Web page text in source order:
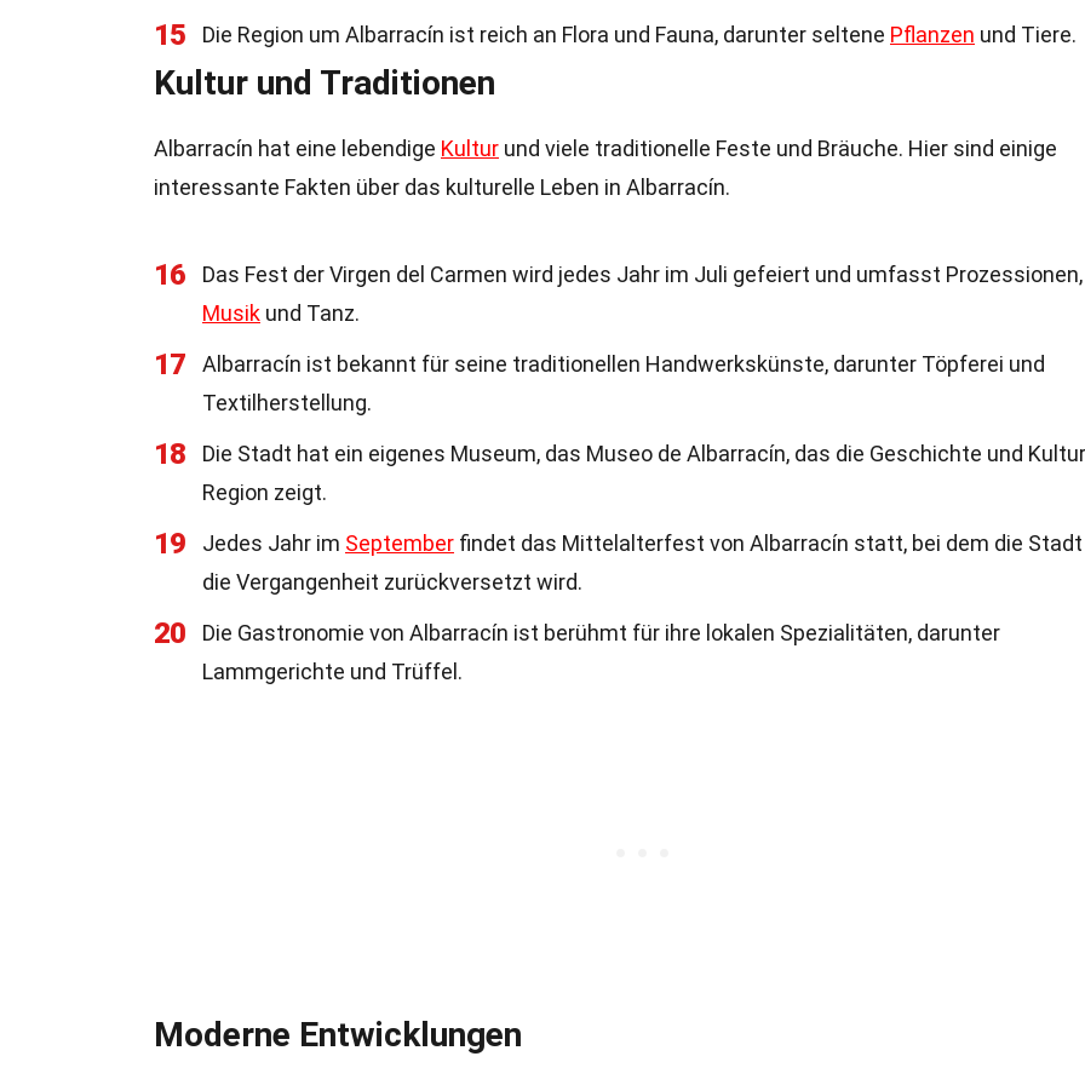
15 Die Region um Albarracín ist reich an Flora und Fauna, darunter seltene Pflanzen und Tiere.
Kultur und Traditionen
Albarracín hat eine lebendige Kultur und viele traditionelle Feste und Bräuche. Hier sind einige
interessante Fakten über das kulturelle Leben in Albarracín.
16
Das Fest der Virgen del Carmen wird jedes Jahr im Juli gefeiert und umfasst Prozessionen,
Musik und Tanz.
17
Albarracín ist bekannt für seine traditionellen Handwerkskünste, darunter Töpferei und
Textilherstellung.
18
Die Stadt hat ein eigenes Museum, das Museo de Albarracín, das die Geschichte und
Region zeigt.
19 Jedes Jahr im September findet das Mittelalterfest von Albarracín statt, bei dem die
die Vergangenheit zurückversetzt wird.
20
Die Gastronomie von Albarracín ist berühmt für ihre lokalen Spezialitäten, darunter
Lammgerichte und Trüffel.
Moderne Entwicklungen